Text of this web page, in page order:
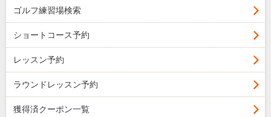
ゴルフ練習場検索
ショートコース予約
レッスン予約
ラウンドレッスン予約
獲得済クーポン一覧